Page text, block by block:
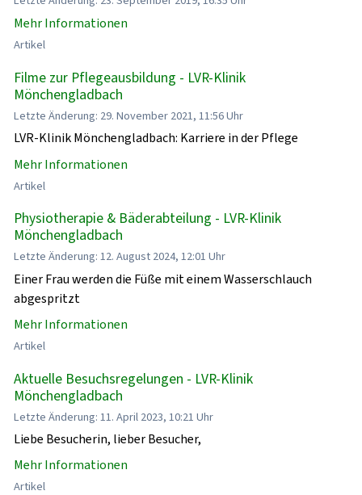
Mehr Informationen
Artikel
Filme zur Pflegeausbildung - LVR-Klinik
Mönchengladbach
Letzte Änderung: 29. November 2021, 11:56 Uhr
LVR-Klinik Mönchengladbach: Karriere in der Pflege
Mehr Informationen
Artikel
Physiotherapie & Bäderabteilung - LVR-Klinik
Mönchengladbach
Letzte Änderung: 12. August 2024, 12:01 Uhr
Einer Frau werden die Füße mit einem Wasserschlauch
abgespritzt
Mehr Informationen
Artikel
Aktuelle Besuchsregelungen - LVR-Klinik
Mönchengladbach
Letzte Änderung: 11. April 2023, 10:21 Uhr
Liebe Besucherin, lieber Besucher,
Mehr Informationen
Artikel